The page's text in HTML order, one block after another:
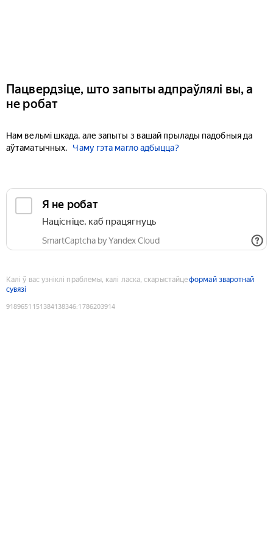
Пацвердзіце, што запыты адпраўлялі вы, а
не робат
Нам вельмі шкада, але запыты з вашай прылады падобныя да
аўтаматычных.
Чаму гэта магло адбыцца?
Я не робат
Націсніце, каб працягнуць
SmartCaptcha by Yandex Cloud
Калі ў вас узніклі праблемы, калі ласка, скарыстайцеформай зваротнай
сувязі
9189651151384138346:1786203914